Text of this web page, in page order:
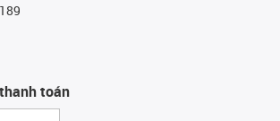
toán